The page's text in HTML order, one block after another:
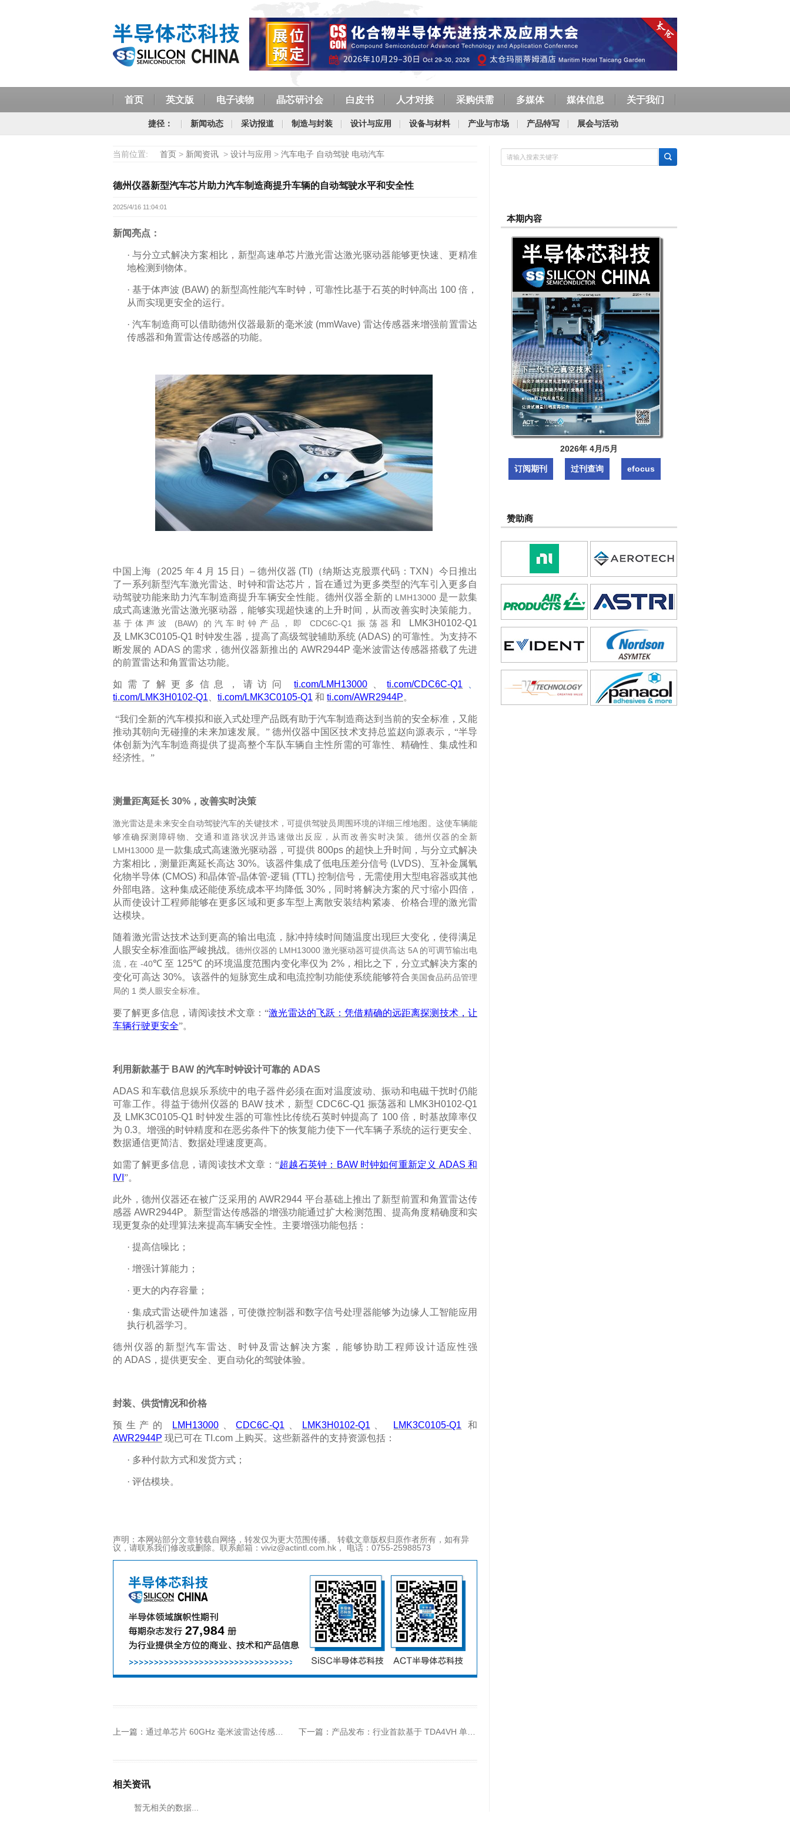
首页 英文版 电子读物 晶芯研讨会 白皮书 人才对接 采购供需 多媒体 媒体信息 关于我们
捷径： 新闻动态 采访报道 制造与封装 设计与应用 设备与材料 产业与市场 产品特写 展会与活动
当前位置: 首页 > 新闻资讯 > 设计与应用 > 汽车电子 自动驾驶 电动汽车
德州仪器新型汽车芯片助力汽车制造商提升车辆的自动驾驶水平和安全性
2025/4/16 11:04:01
新闻亮点：
·与分立式解决方案相比， 新型高速单芯片激光雷达激光驱动器能够更快速、更精准
地检测到物体。
·基于体声波 (BAW) 的新型高性能汽车时钟，可靠性比基于石英的时钟高出 100 倍，
从而实现更安全的运行。
·汽车制造商可以借助德州仪器最新的毫米波 (mmWave) 雷达传感器来增强前置雷达
传感器和角置雷达传感器的功能。
中国上海（2025 年4 月 15 日） –德州仪器 (TI) （纳斯达克股票代码： TXN ）今日 推出
了一系列新型汽车激光雷达、时钟和雷达芯片，旨在通过为更多类型的汽车引入更多自
动驾驶功能来助力汽车制造商提升车辆安全性能。德州仪器全新的 LMH13000 是一款集
成式高速激光雷达激光驱动器，能够实现超快速的上升时间，从而改善实时决策能力。
基于体声波 (BAW) 的汽车时钟产品，即CDC6C-Q1振荡器 和
LMK3H0102-Q1
及 LMK3C0105-Q1 时钟发生器，提高了高级驾驶辅助系统 (ADAS) 的可靠性。为支持不
断发展的 ADAS 的需求 ，德州仪器新推出的 AWR2944P 毫米波雷达传感器搭载了先进
的前置雷达和角置雷达功能。
如需了解更多信息，请访问 ti.com/LMH13000 、ti.com/CDC6C-Q1
ti.com/LMK3H0102-Q1
ti.com/LMK3C0105-Q1 和 ti.com/AWR2944P。
“我们全新的汽车模拟和嵌入式处理产品既有助于汽车制造商达到当前的安全标准，又能
推动其朝向无碰撞的未来加速发展。” 德州仪器中国区技术支持总监赵向源表示， “半导
体创新为汽车制造商提供了提高整个车队车辆自主性所需的可靠性、精确性、集成性和
经济性。 ”
测量距离延长 30% ，改善实时决策
激光雷达是未来安全自动驾驶汽车的关键技术，可提供驾驶员周围环境的详细三维地图。这使车辆能
够准确探测障碍物、交通和道路状况并迅速做出反应，从而改善实时决策。德州仪器的全新
LMH13000 是一款集成式高速激光驱动器 ，可提供 800ps 的超快上升时间，与分立式解决
方案相比，测量距离延长高达 30%。该器件集成了低电压差分信号 (LVDS) 、互补金属氧
化物半导体 (CMOS)和晶体管-晶体管-逻辑 (TTL) 控制信号，无需使用大型电容器或其他
外部电路。这种集成还能使系统成本平均降低 30%，同时将解决方案的尺寸缩小四倍，
从而使设计工程师能够在更多区域和更多车型上离散安装结构紧凑、价格合理的激光雷
达模块。
随着激光雷达技术达到更高的输出电流，脉冲持续时间随温度出现巨大变化，使得满足
人眼安全标准面临严峻挑战。 德州仪器的 LMH13000激光驱动器可提供高达 5A 的可调节输出电
流，在 -40℃ 至 125℃ 的环境温度范围内变化率仅为 2%，相比之下，分立式解决方案的
变化可高达30%。 该器件的短脉宽生成和电流控制功能使系统能够符合 美国食品药品管理
局的 1 类人眼安全标准。
要了解更多信息，请阅读技术文章：“激光雷达的飞跃：凭借精确的远距离探测技术，让
车辆行驶更安全”。
利用 新款基于 BAW 的汽车时钟设计可靠的 ADAS
ADAS 和车载信息娱乐系统中的电子器件必须在面对温度波动、振动和电磁干扰时仍能
可靠工作。得益于德州仪器的 BAW 技术，新型 CDC6C-Q1 振荡器和 LMK3H0102-Q1
及
LMK3C0105-Q1 时钟发生器的可靠性比传统石英时钟提高了 100倍，时基故障率仅
为0.3。增强的时钟精度和在恶劣条件下的恢复能力使下一代车辆子系统的运行更安全、
数据通信更简洁、数据处理速度更高。
如需了解更多信息，请阅读技术文章： “超越石英钟： BAW 时钟如何重新定义 ADAS和
IVI ”。
此外，德州仪器还在被广泛采用的 AWR2944 平台基础上推出了新型前置和角置雷达传
感器AWR2944P。新型雷达传感器的增强功能通过扩大检测范围、提高角度精确度和实
现更复杂的处理算法来提高车辆安全性。主要增强功能包括：
· 提高信噪比 ；
· 增强计算能力 ；
· 更大的内存容量 ；
·集成式雷达硬件加速器，可使微控制器和数字信号处理器能够为边缘人工智能应用
执行机器学习 。
德州仪器的新型汽车雷达、时钟及雷达解决方案， 能够协助工程师设计适应性强
的 ADAS ，提供更安全、更自动化的驾驶体验。
封装、供货情况和价格
预生产的 LMH13000 、CDC6C-Q1 LMK3H0102-Q1 LMK3C0105-Q1
和
AWR2944P 现已可在 TI.com 上购买。这些新器件的支持资源包括：
· 多种付款方式和发货方式 ；
· 评估模块。
声明：本网站部分文章转载自网络，转发仅为更大范围传播。 转载文章版权归原作者所有，如有异
议，请联系我们修改或删除。联系邮箱：viviz@actintl.com.hk， 电话：0755-25988573
上一篇： 通过单芯片 60GHz 毫米波雷达传感器，降低车内传感的复杂性和成本 下一篇： 产品发布：行业首款基于 TDA4VH 单芯片舱行泊一体的产品
相关资讯
暂无相关的数据...
本期内容
2026年 4月/5月
订阅期刊 过刊查询 efocus
赞助商